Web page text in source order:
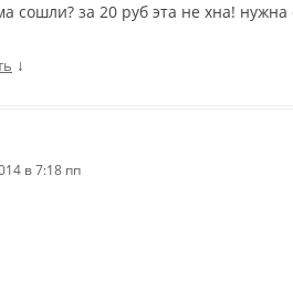
сошли? за 20 руб эта не хна!
↓
в 7:18 пп